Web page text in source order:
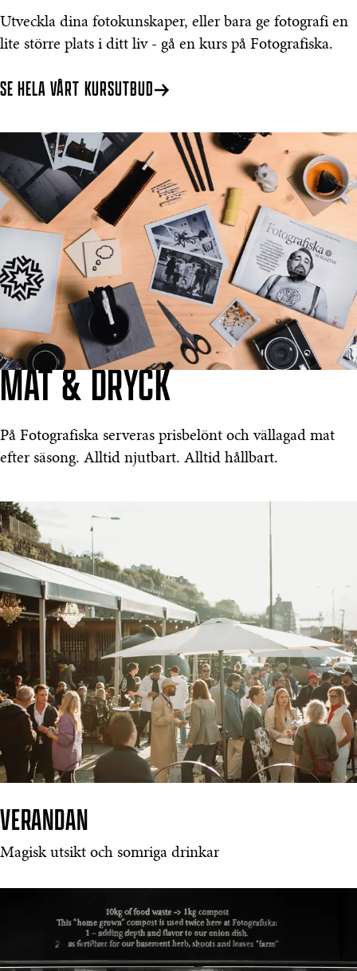
Utveckla dina fotokunskaper, eller bara ge fotografi en
lite större plats i ditt liv - gå en kurs på Fotografiska.
SE HELA VÅRT KURSUTBUD
MAT & DRYCK
På Fotografiska serveras prisbelönt och vällagad mat
efter säsong. Alltid njutbart. Alltid hållbart.
VERANDAN
Magisk utsikt och somriga drinkar